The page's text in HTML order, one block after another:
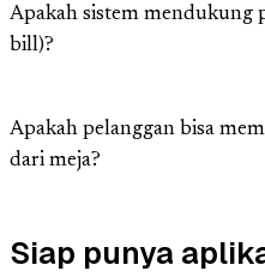
Apakah sistem mendukung
bill)?
Apakah pelanggan bisa
dari meja?
Siap punya